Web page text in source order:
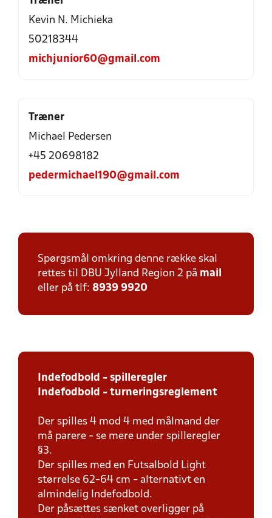
Kevin N. Michieka
50218344
michjunior60@gmail.com
Træner
Michael Pedersen
+45 20698182
pedermichael190@gmail.com
Spørgsmål omkring denne række skal
rettes til DBU Jylland Region 2 på mail
eller på tlf: 8939 9920
Indefodbold - spilleregler
Indefodbold - turneringsreglement
Der spilles 4 mod 4 med målmand der
må parere - se mere under spilleregler
§3.
Der spilles med en Futsalbold Light
størrelse 62-64 cm - alternativt en
almindelig Indefodbold.
Der påsættes sænket overligger på